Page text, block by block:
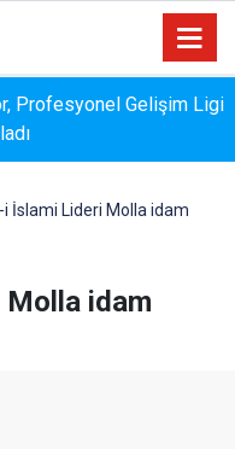
Profesyonel Gelişim Ligi
İslami Lideri Molla idam
idam